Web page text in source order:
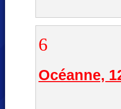
6
Océanne,